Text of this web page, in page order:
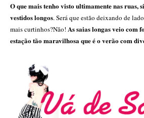
O que mais tenho visto ultimamente nas ruas,
vestidos longos. Será que estão deixando de
mais curtinhos?Não! As saias longas veio com
estação tão maravilhosa que é o verão com